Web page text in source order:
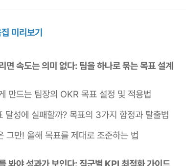
미리보기
면 속도는 의미 없다: 팀을 하나로 묶는 목표 설계
만드는 팀장의 OKR 목표 설정 및 적용법
달성에 실패할까? 목표의 3가지 함정과 탈출법
그만! 올해 목표를 제대로 조준하는 법
봐야 성과가 보인다: 직군별 KPI 최적화 가이드